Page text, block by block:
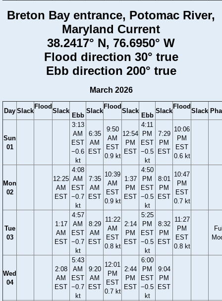
Breton Bay entrance, Potomac River,
Maryland Current
38.2417° N, 76.6950° W
Flood direction 30° true
Ebb direction 200° true
March 2026
Day Slack
Flood
Slack
Ebb
Slack
Flood
Slack
Ebb
Slack
Flood
Slack
Sun
01
3:13
AM
EST
−0.6
kt
6:35
AM
EST
9:50
AM
EST
0.9 kt
12:54
PM
EST
4:11
PM
EST
−0.5
kt
7:29
PM
EST
10:06
PM
EST
0.6 kt
Mon
02
12:25
AM
EST
4:08
AM
EST
−0.7
kt
7:35
AM
EST
10:39
AM
EST
0.9 kt
1:37
PM
EST
4:50
PM
EST
−0.5
kt
8:01
PM
EST
10:47
PM
EST
0.7 kt
Tue
03
1:17
AM
EST
4:57
AM
EST
−0.7
kt
8:29
AM
EST
11:22
AM
EST
0.8 kt
2:14
PM
EST
5:25
PM
EST
−0.5
kt
8:32
PM
EST
11:27
PM
EST
0.8 kt
Wed
04
2:08
AM
EST
5:43
AM
EST
−0.7
kt
9:20
AM
EST
12:01
PM
EST
0.7 kt
2:44
PM
EST
6:00
PM
EST
−0.5
kt
9:04
PM
EST